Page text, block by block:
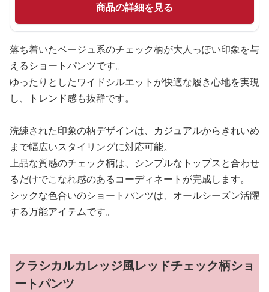
商品の詳細を見る
落ち着いたベージュ系のチェック柄が大人っぽい印象を与
えるショートパンツです。
ゆったりとしたワイドシルエットが快適な履き心地を実現
し、トレンド感も抜群です。
洗練された印象の柄デザインは、カジュアルからきれいめ
まで幅広いスタイリングに対応可能。
上品な質感のチェック柄は、シンプルなトップスと合わせ
るだけでこなれ感のあるコーディネートが完成します。
シックな色合いのショートパンツは、オールシーズン活躍
する万能アイテムです。
クラシカルカレッジ風レッドチェック柄ショ
ートパンツ